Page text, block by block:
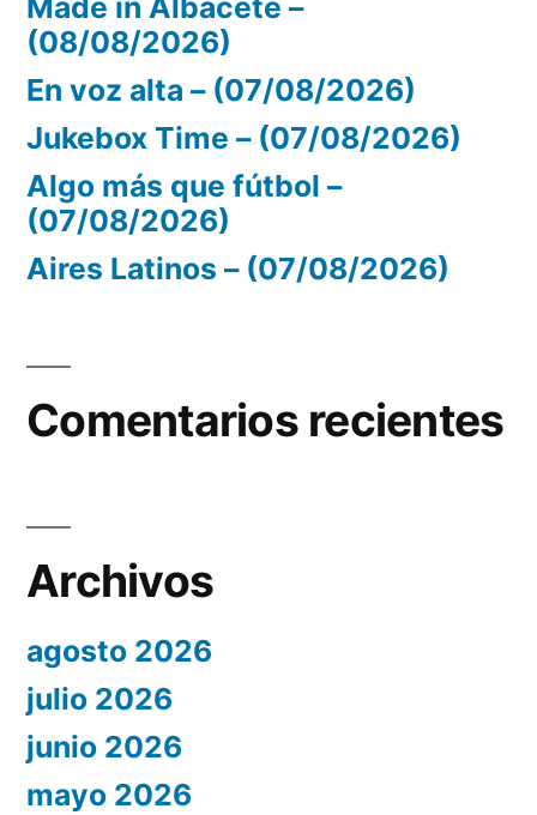
Made in Albacete –
(08/08/2026)
En voz alta – (07/08/2026)
Jukebox Time – (07/08/2026)
Algo más que fútbol –
(07/08/2026)
Aires Latinos – (07/08/2026)
Comentarios recientes
Archivos
agosto 2026
julio 2026
junio 2026
mayo 2026